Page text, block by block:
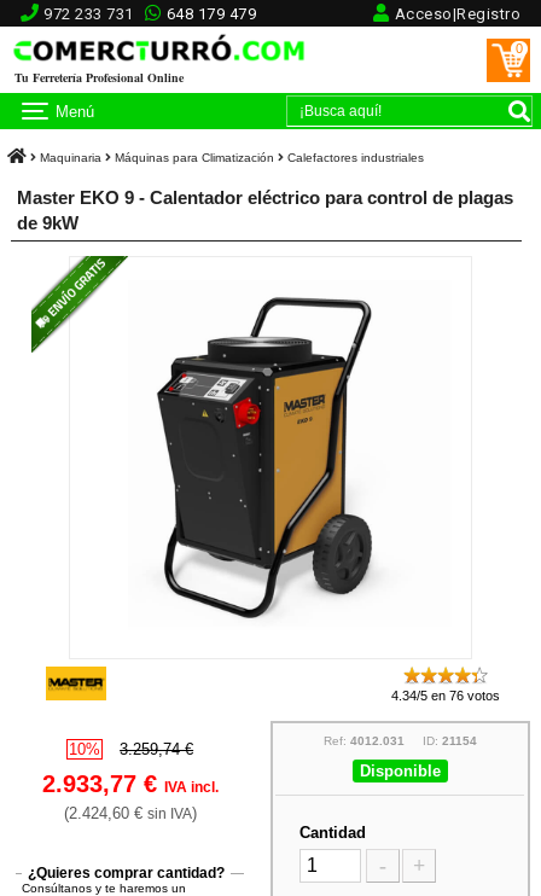
972 233 731 648 179 479 Acceso|Registro
Tu Ferretería Profesional Online
0
Menú
Maquinaria Máquinas para Climatización Calefactores industriales
Master EKO 9 - Calentador eléctrico para control de plagas
de 9kW
4.34/5 en 76 votos
10% 3.259,74 €
2.933,77 € IVA incl.
(2.424,60 € sin IVA)
¿Quieres comprar cantidad?
Consúltanos y te haremos un
Ref: 4012.031 ID: 21154
Disponible
Cantidad
- +